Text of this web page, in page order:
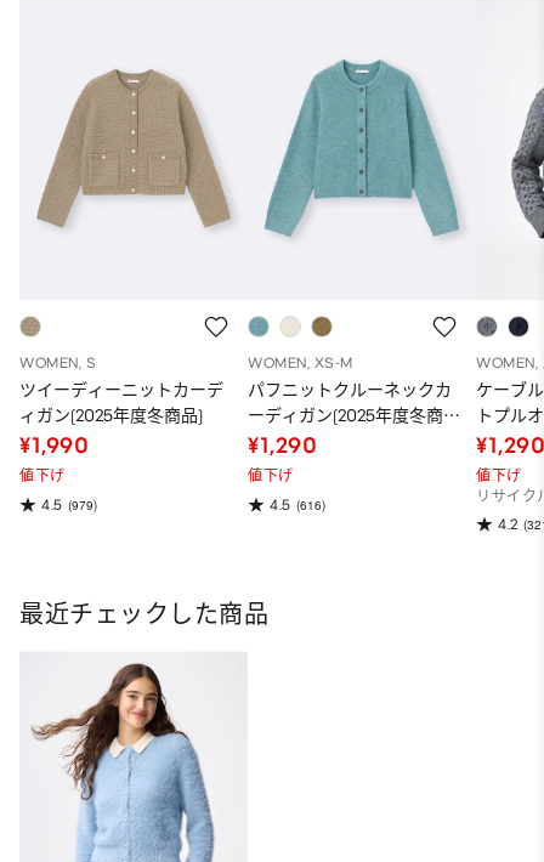
WOMEN, S
ツイーディーニットカーデ
ィガン(2025年度冬商品)
¥1,990
値下げ
4.5 (979)
WOMEN, XS-M
パフニットクルーネックカ
ーディガン(2025年度冬商
品)
¥1,290
値下げ
4.5 (616)
WOMEN,
ケーブ
トプル
値下げ
リサイク
4.2
最近チェックした商品